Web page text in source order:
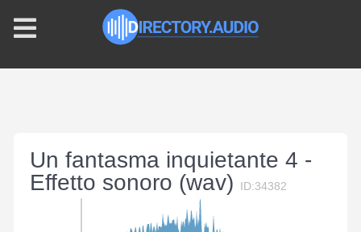
Un fantasma inquietante 4 -
Effetto sonoro (wav)
ID:34382